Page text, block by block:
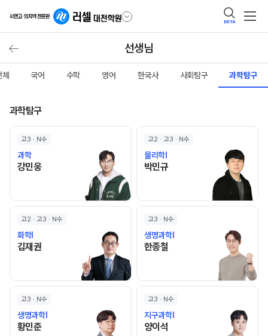
BETA
선생님
국어 수학 영어 한국사 사회탐구 과학탐구
과학탐구
고3 · N수
과학
강민웅강민웅 선생님 홈 바로가기
고2 · 고3 · N수
물리학I
박민규박민규 선생님 홈 바로가기
고2 · 고3 · N수
화학I
김재권김재권 선생님 홈 바로가기
고3 · N수
생명과학I
한종철 한종철 선생님 홈 바로가기
고3 · N수
생명과학I
황민준황민준 선생님 홈 바로가기
고3 · N수
지구과학I
양이석 양이석 선생님 홈 바로가기